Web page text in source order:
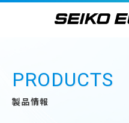
PRODUCTS
製品情報